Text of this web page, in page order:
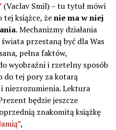
(Vaclav Smil) – tu tytuł mówi
tej książce, żenie ma w niej
. Mechanizmy działania
przestaną być dla Was
pełna faktów,
wyobraźni i rzetelny sposób
do tej pory za kotarą
niezrozumienia. Lektura
będzie jeszcze
znakomitą książkę
,